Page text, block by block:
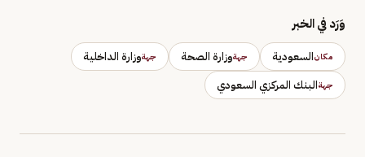
وَرَد في الخبر
مكانالسعودية جهةوزارة الصحة جهةوزارة الداخلية
جهةالبنك المركزي السعودي